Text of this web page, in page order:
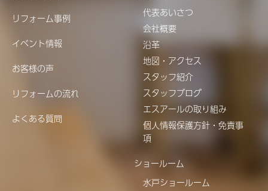
リフォーム事例
イベント情報
お客様の声
リフォームの流れ
よくある質問
代表あいさつ
会社概要
沿革
地図・アクセス
スタッフ紹介
スタッフブログ
エスアールの取り組み
個人情報保護方針・免責事
項
ショールーム
水戸ショールーム